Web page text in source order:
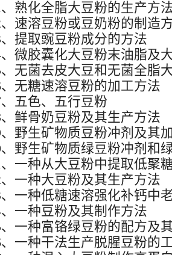
、熟化全脂大豆粉的生产方
、速溶豆粉或豆奶粉的制造
、提取豌豆粉成分的方法
、微胶囊化大豆粉末油脂及
、无菌去皮大豆和无菌全脂
、无糖速溶豆粉的加工方法
、五色、五行豆粉
、鲜骨奶豆粉及其生产方法
、野生矿物质豆粉冲剂及其
野生矿物质绿豆粉冲剂和
一种从大豆粉中提取低聚
一种大豆粉及其生产方法
一种低糖速溶强化补钙中
一种豆粉及其制作方法
一种富铬绿豆粉的配方及
一种干法生产脱腥豆粉的